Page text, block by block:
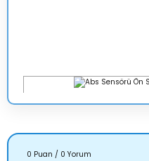
0 Puan / 0 Yorum